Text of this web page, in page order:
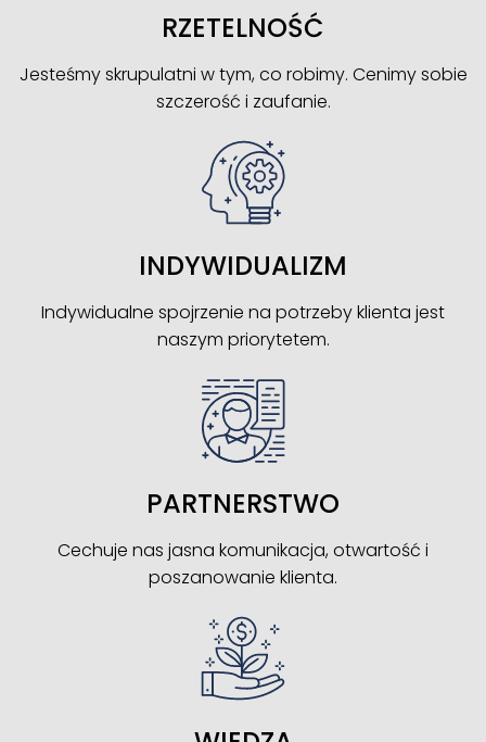
RZETELNOŚĆ
Jesteśmy skrupulatni w tym, co robimy. Cenimy sobie
szczerość i zaufanie.
INDYWIDUALIZM
Indywidualne spojrzenie na potrzeby klienta jest
naszym priorytetem.
PARTNERSTWO
Cechuje nas jasna komunikacja, otwartość i
poszanowanie klienta.